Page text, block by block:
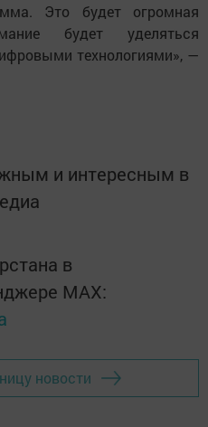
Это будет огромная
будет уделяться
технологиями», —
и интересным в
в
MАХ:
новости